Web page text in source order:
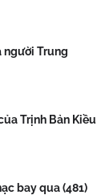
người Trung
Trịnh Bản Kiều
bay qua (481)